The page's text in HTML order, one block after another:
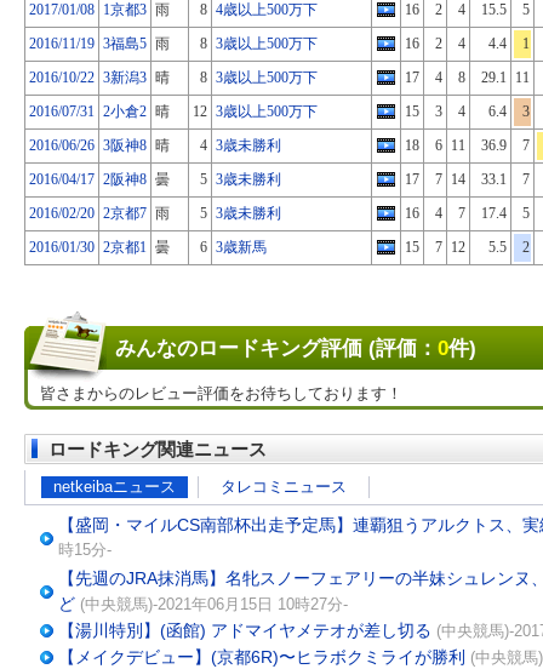
2017/01/08 1京都3 雨 8 4歳以上500万下 16 2 4 15.5
5
2016/11/19 3福島5 雨 8 3歳以上500万下 16 2 4 4.4
1
2016/10/22 3新潟3 晴 8 3歳以上500万下 17 4 8 29.1
11
2016/07/31 2小倉2 晴 12 3歳以上500万下 15 3 4 6.4
3
2016/06/26 3阪神8 晴 4 3歳未勝利 18 6 11 36.9
7
2016/04/17 2阪神8 曇 5 3歳未勝利 17 7 14 33.1
7
2016/02/20 2京都7 雨 5 3歳未勝利 16 4 7 17.4
5
2016/01/30 2京都1 曇 6 3歳新馬 15 7 12 5.5 2
みんなのロードキング評価 (評価： 0件)
皆さまからのレビュー評価をお待ちしております！
ロードキング関連ニュース
netkeibaニュース タレコミニュース
【盛岡・マイルCS南部杯出走予定馬】連覇狙うアルクトス、
時15分-
【先週のJRA抹消馬】名牝スノーフェアリーの半妹シュレン
ど (中央競馬)-2021年06月15日 10時27分-
【湯川特別】(函館) アドマイヤメテオが差し切る (中央競馬)-
【メイクデビュー】(京都6R)〜ヒラボクミライが勝利 (中央競馬